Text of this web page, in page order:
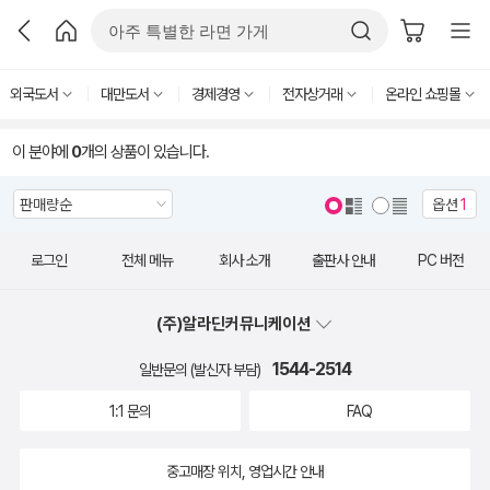
외국도서 대만도서 경제경영 전자상거래 온라인 쇼핑몰
이 분야에 0개의 상품이 있습니다.
옵션1
로그인 전체 메뉴 회사 소개 출판사 안내 PC 버전
(주)알라딘커뮤니케이션
일반문의 (발신자 부담) 1544-2514
1:1 문의 FAQ
중고매장 위치, 영업시간 안내